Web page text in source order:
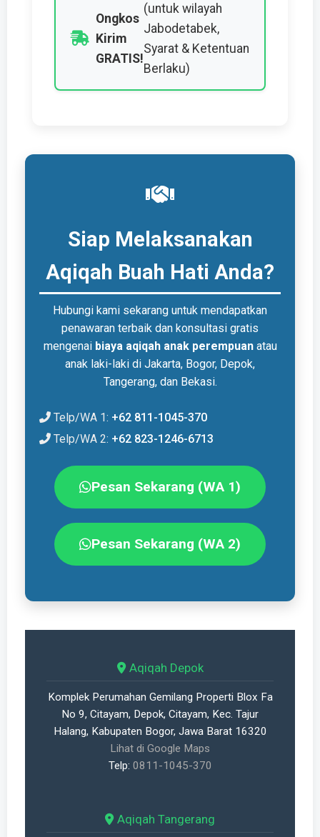
Ongkos
Kirim
GRATIS!
(untuk wilayah
Jabodetabek,
Syarat & Ketentuan
Berlaku)
Siap Melaksanakan
Aqiqah Buah Hati Anda?
Hubungi kami sekarang untuk mendapatkan
penawaran terbaik dan konsultasi gratis
mengenai biaya aqiqah anak perempuanatau
anak laki-laki di Jakarta, Bogor, Depok,
Tangerang, dan Bekasi.
Telp/WA 1: +62 811-1045-370
Telp/WA 2: +62 823-1246-6713
Pesan Sekarang (WA 1)
Pesan Sekarang (WA 2)
Aqiqah Depok
Komplek Perumahan Gemilang Properti Blox Fa
No 9, Citayam, Depok, Citayam, Kec. Tajur
Halang, Kabupaten Bogor, Jawa Barat 16320
Lihat di Google Maps
Telp: 0811-1045-370
Aqiqah Tangerang